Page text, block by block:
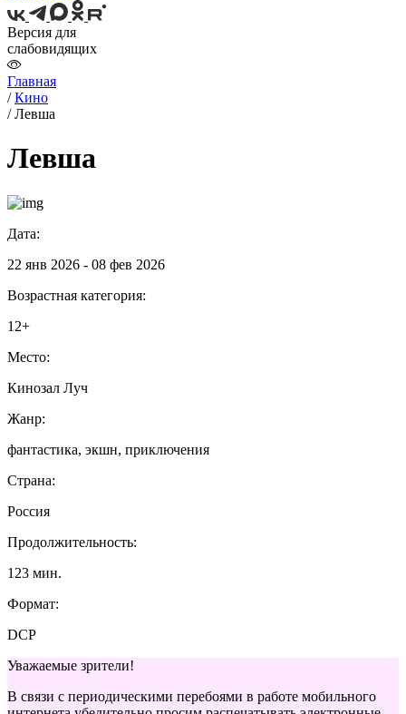
Версия для
слабовидящих
Главная
/Кино
/Левша
Левша
Дата:
22 янв 2026 - 08 фев 2026
Возрастная категория:
12+
Место:
Кинозал Луч
Жанр:
фантастика, экшн, приключения
Страна:
Россия
Продолжительность:
123 мин.
Формат:
DCP
Уважаемые зрители!
В связи с периодическими перебоями в работе мобильного